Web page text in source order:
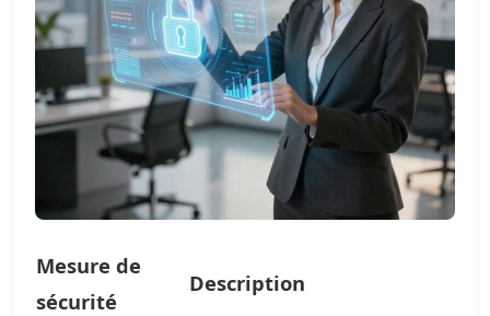
Mesure de
sécurité
Description